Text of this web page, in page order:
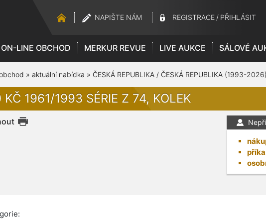
NAPIŠTE NÁM REGISTRACE / PŘIHLÁSIT
ON-LINE OBCHOD MERKUR REVUE LIVE AUKCE SÁLOVÉ
» aktuální nabídka » ČESKÁ REPUBLIKA / ČESKÁ REPUBLIKA (1993-2026)
KČ 1961/1993 SÉRIE Z 74, KOLEK